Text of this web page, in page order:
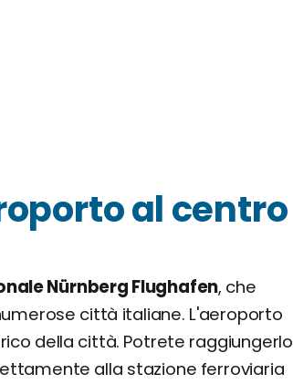
al centro
Nürnberg Flughafen, che
città italiane. L'aeroporto
della città. Potrete raggiungerlo
alla stazione ferroviaria